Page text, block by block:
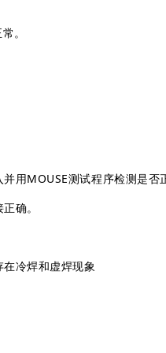
。
用MOUSE测试程序检测是否
确。
冷焊和虚焊现象